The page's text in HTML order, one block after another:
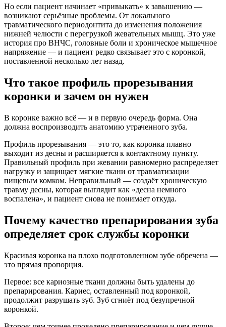
Но если пациент начинает «привыкать» к завышению —
возникают серьёзные проблемы. От локального
травматического периодонтита до изменения положения
нижней челюсти с перегрузкой жевательных мышц. Это уже
история про ВНЧС, головные боли и хроническое мышечное
напряжение — и пациент редко связывает это с коронкой,
поставленной несколько лет назад.
Что такое профиль прорезывания
коронки и зачем он нужен
В коронке важно всё — и в первую очередь форма. Она
должна воспроизводить анатомию утраченного зуба.
Профиль прорезывания — это то, как коронка плавно
выходит из десны и расширяется к контактному пункту.
Правильный профиль при жевании равномерно распределяет
нагрузку и защищает мягкие ткани от травматизации
пищевым комком. Неправильный — создаёт хроническую
травму десны, которая выглядит как «десна немного
воспалена», и пациент снова не понимает откуда.
Почему качество препарирования зуба
определяет срок службы коронки
Красивая коронка на плохо подготовленном зубе обречена —
это прямая пропорция.
Первое: все кариозные ткани должны быть удалены до
препарирования. Кариес, оставленный под коронкой,
продолжит разрушать зуб. Зуб сгниёт под безупречной
коронкой.